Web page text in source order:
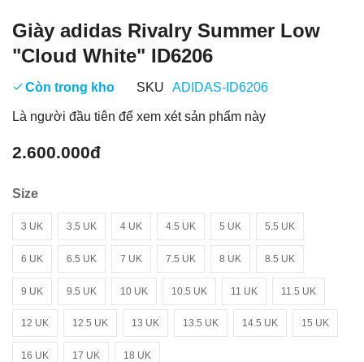
Giày adidas Rivalry Summer Low
"Cloud White" ID6206
Còn trong kho SKU ADIDAS-ID6206
Là người đầu tiên để xem xét sản phẩm này
2.600.000đ
Size
3 UK 3.5 UK 4 UK 4.5 UK 5 UK 5.5 UK
6 UK 6.5 UK 7 UK 7.5 UK 8 UK 8.5 UK
9 UK 9.5 UK 10 UK 10.5 UK 11 UK 11.5 UK
12 UK 12.5 UK 13 UK 13.5 UK 14.5 UK 15 UK
16 UK 17 UK 18 UK